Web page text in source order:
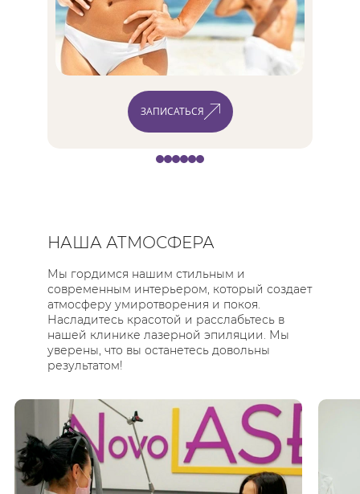
ЗАПИСАТЬСЯ
НАША АТМОСФЕРА
Мы гордимся нашим стильным и
современным интерьером, который создает
атмосферу умиротворения и покоя.
Насладитесь красотой и расслабьтесь в
нашей клинике лазерной эпиляции. Мы
уверены, что вы останетесь довольны
результатом!